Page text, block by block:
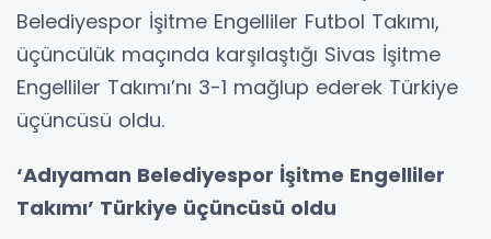
Belediyespor İşitme Engelliler Futbol Takımı,
üçüncülük maçında karşılaştığı Sivas İşitme
Engelliler Takımı’nı 3-1 mağlup ederek Türkiye
üçüncüsü oldu.
‘Adıyaman Belediyespor İşitme Engelliler
Takımı’ Türkiye üçüncüsü oldu